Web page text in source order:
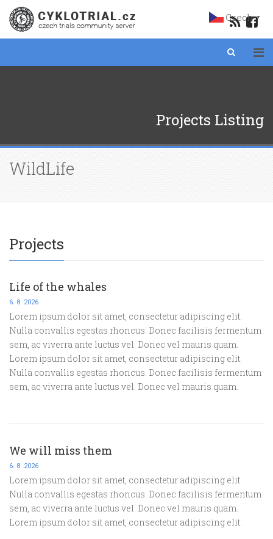
Projects Listing
WildLife
Projects
Life of the whales
6. 8. 2026
Lorem ipsum dolor sit amet, consectetur adipiscing elit.
Nulla convallis egestas rhoncus. Donec facilisis fermentum
sem, ac viverra ante luctus vel. Donec vel mauris quam.
Lorem ipsum dolor sit amet, consectetur adipiscing elit.
Nulla convallis egestas rhoncus. Donec facilisis fermentum
sem, ac viverra ante luctus vel. Donec vel mauris quam.
We will miss them
6. 8. 2026
Lorem ipsum dolor sit amet, consectetur adipiscing elit.
Nulla convallis egestas rhoncus. Donec facilisis fermentum
sem, ac viverra ante luctus vel. Donec vel mauris quam.
Lorem ipsum dolor sit amet, consectetur adipiscing elit.
Czech ▼